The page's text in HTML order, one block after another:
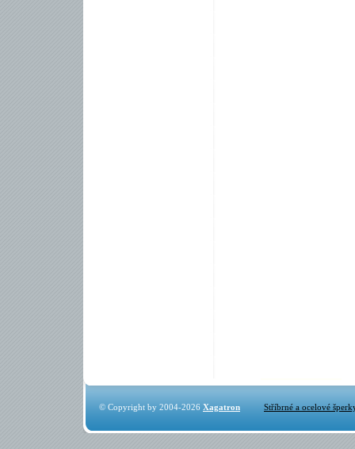
© Copyright by 2004-2026 Xagatron Stříbrné a ocelové